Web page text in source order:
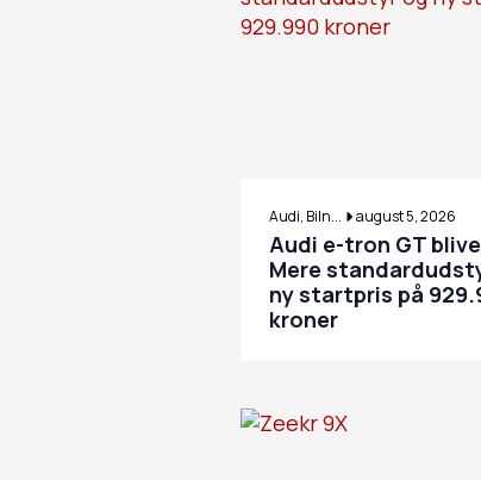
Audi, Biln... august 5, 2026
Audi e-tron GT
Mere
ny startpris på
kroner